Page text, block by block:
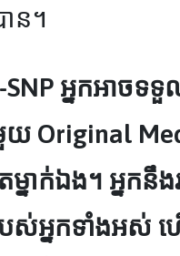
ន។
អ្នកអាចទ
យ Original
នាក់ឯង។ អ្នកនឹ
ស់អ្នកទាំងអស់ ហ